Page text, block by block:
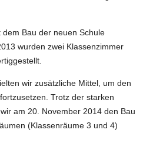
Bau der neuen Schule
wurden zwei Klassenzimmer
wir zusätzliche Mittel, um den
Trotz der starken
am 20. November 2014 den Bau
(Klassenräume 3 und 4)